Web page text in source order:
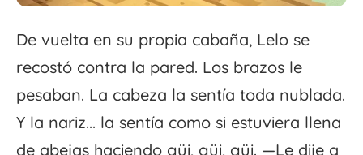
De vuelta en su propia cabaña, Lelo se
recostó contra la pared. Los brazos le
pesaban. La cabeza la sentía toda nublada.
Y la nariz... la sentía como si estuviera llena
de abejas haciendo güi, güi, güi. —Le dije a